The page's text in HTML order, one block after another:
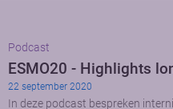
Podcast
ESMO20 - Highlights
22 september 2020
In deze podcast bespreken